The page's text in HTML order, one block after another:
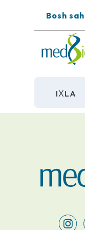
Bosh
IХLA
UMUMIY